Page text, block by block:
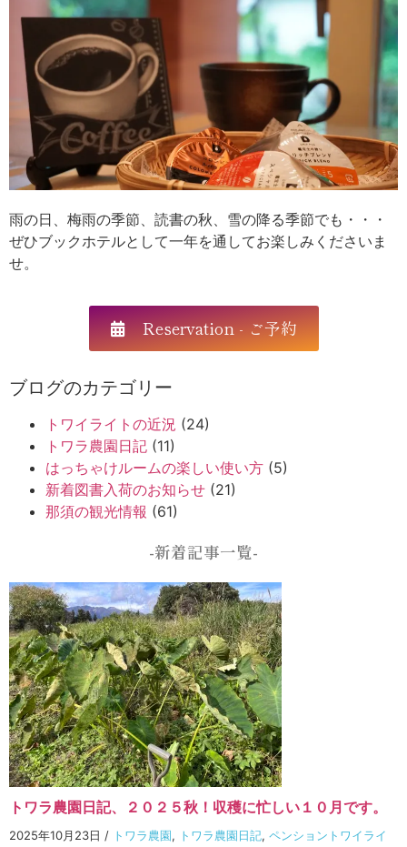
雨の日、梅雨の季節、読書の秋、雪の降る季節でも・・・
ぜひブックホテルとして一年を通してお楽しみくださいま
せ。
Reservation - ご予約
ブログのカテゴリー
トワイライトの近況 (24)
トワラ農園日記 (11)
はっちゃけルームの楽しい使い方 (5)
新着図書入荷のお知らせ (21)
那須の観光情報 (61)
-新着記事一覧-
トワラ農園日記、２０２５秋！収穫に忙しい１０月です。
2025年10月23日 / トワラ農園, トワラ農園日記, ペンショントワイライ